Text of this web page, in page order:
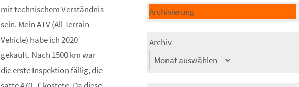
mit technischem Verständnis
sein. Mein ATV (All Terrain
Vehicle) habe ich 2020
gekauft. Nach 1500 km war
die erste Inspektion fällig, die
Archivierung
Archiv